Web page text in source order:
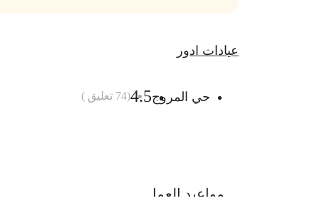
عيادات ادور
حي المروج4.5
(
74 تعليق )
مواعيد العمل